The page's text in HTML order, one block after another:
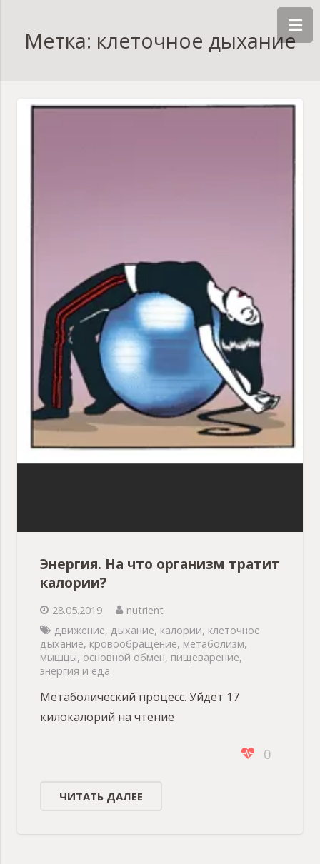
Метка: клеточное дыхание
Энергия. На что организм тратит
калории?
28.05.2019
nutrient
движение, дыхание, калории, клеточное
дыхание, кровообращение, метаболизм,
мышцы, основной обмен, пищеварение,
энергия и еда
Метаболический процесс. Уйдет 17
килокалорий на чтение
0
ЧИТАТЬ ДАЛЕЕ